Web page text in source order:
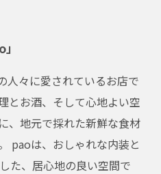
人々に愛されているお店で
とお酒、そして心地よい空
、地元で採れた新鮮な食材
paoは、おしゃれな内装と
た、居心地の良い空間で